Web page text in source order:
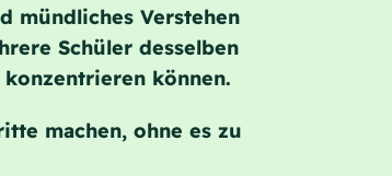
mündliches Verstehen
Schüler desselben
können.
machen, ohne es zu